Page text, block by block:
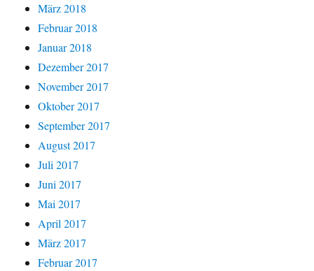
März 2018
Februar 2018
Januar 2018
Dezember 2017
November 2017
Oktober 2017
September 2017
August 2017
Juli 2017
Juni 2017
Mai 2017
April 2017
März 2017
Februar 2017